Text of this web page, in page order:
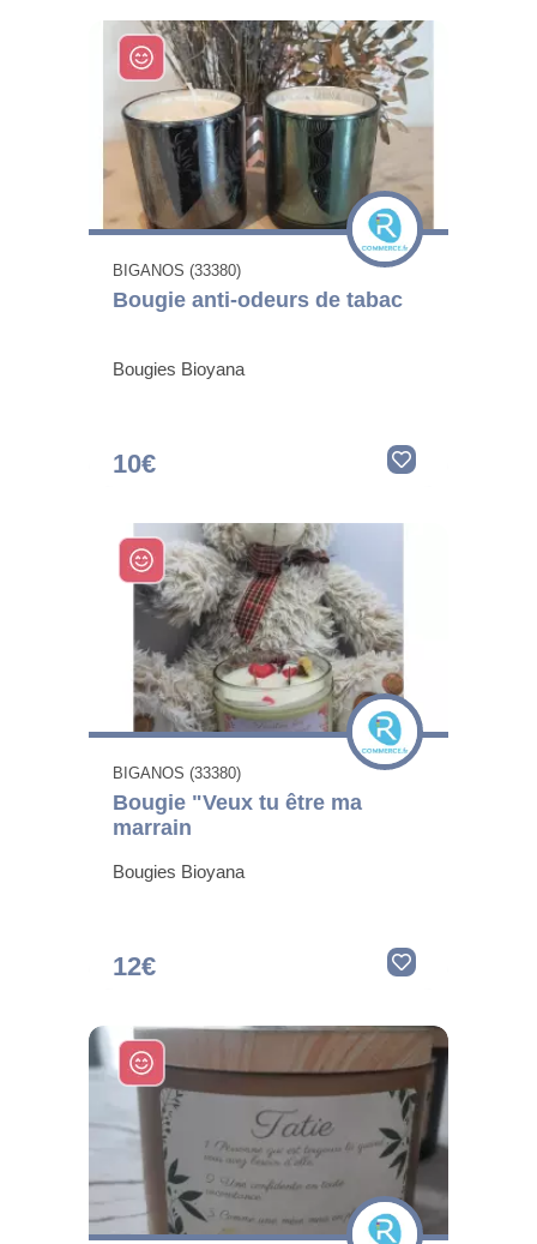
BIGANOS (33380)
Bougie anti-odeurs de tabac
Bougies Bioyana
10€
BIGANOS (33380)
Bougie "Veux tu être ma
marrain
Bougies Bioyana
12€